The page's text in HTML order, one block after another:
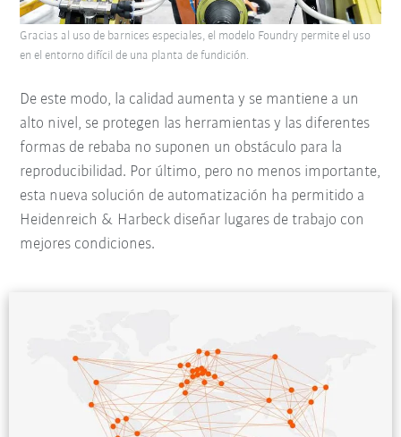
De este modo, la calidad aumenta y se mantiene a un
alto nivel, se protegen las herramientas y las diferentes
formas de rebaba no suponen un obstáculo para la
reproducibilidad. Por último, pero no menos importante,
esta nueva solución de automatización ha permitido a
Heidenreich & Harbeck diseñar lugares de trabajo con
mejores condiciones.
Gracias al uso de barnices especiales, el modelo Foundry permite el uso
en el entorno difícil de una planta de fundición.